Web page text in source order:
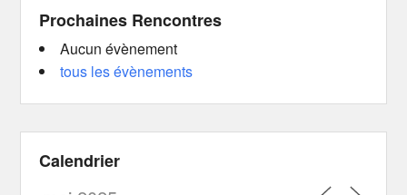
Prochaines Rencontres
Aucun évènement
tous les évènements
Calendrier